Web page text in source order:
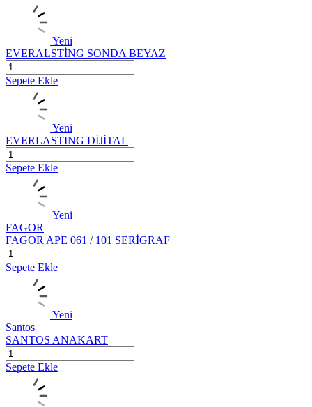
Yeni
EVERALSTİNG SONDA BEYAZ
Sepete Ekle
Yeni
EVERLASTING DİJİTAL
Sepete Ekle
Yeni
FAGOR
FAGOR APE 061 / 101 SERİGRAF
Sepete Ekle
Yeni
Santos
SANTOS ANAKART
Sepete Ekle